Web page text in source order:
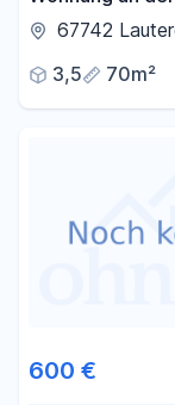
67742
3,5
70m²
600 €